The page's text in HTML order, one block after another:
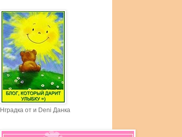
Нградка от и Deni Данка